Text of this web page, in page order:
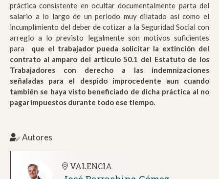
práctica consistente en ocultar documentalmente parta del
salario a lo largo de un periodo muy dilatado así como el
incumplimiento del deber de cotizar a la Seguridad Social con
arreglo a lo previsto legalmente son motivos suficientes
para
que el trabajador pueda solicitar la extinción del
contrato al amparo del artículo 50.1 del Estatuto de los
Trabajadores con derecho a las indemnizaciones
señaladas para el despido improcedente aun cuando
también se haya visto beneficiado de dicha práctica al no
pagar impuestos durante todo ese tiempo.
Autores
VALENCIA